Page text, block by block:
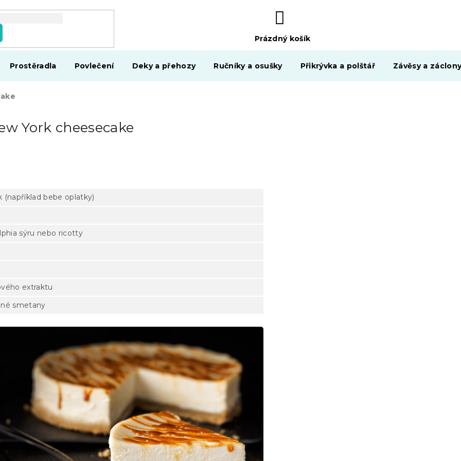
NÁKUPNÍ
KOŠÍK
Prázdný košík
Prostěradla Povlečení Deky a přehozy Ručníky a osušky Přikrývka a polštář Závěsy a
York cheesecake
(například bebe oplatky)
sýru nebo ricotty
extraktu
smetany